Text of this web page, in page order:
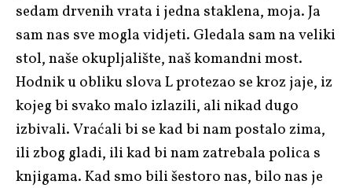
sedam drvenih vrata i jedna staklena, moja. Ja
sam nas sve mogla vidjeti. Gledala sam na veliki
stol, naše okupljalište, naš komandni most.
Hodnik u obliku slova L protezao se kroz jaje, iz
kojeg bi svako malo izlazili, ali nikad dugo
izbivali. Vraćali bi se kad bi nam postalo zima,
ili zbog gladi, ili kad bi nam zatrebala polica s
knjigama. Kad smo bili šestoro nas, bilo nas je